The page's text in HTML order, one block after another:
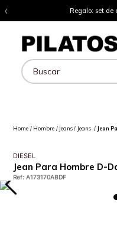
‹ Regalo: set de
Buscar
Hombre Jeans Jeans Jean
DIESEL
Jean Para Hombre D-
Ref:A173170ABDF